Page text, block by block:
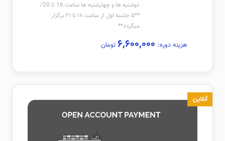
دوشنبه ها و چهارشنبه ها ساعت 16 تا 20/
**۵ جلسه اول از ساعت ۱۸ تا ۲۱ برگزار
میگردد**
هزینه دوره: تومان
آنلاین